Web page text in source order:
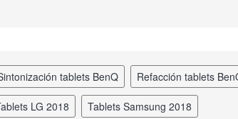
sintonización tablets BenQ refacción tablets
tablets LG 2018 tablets Samsung 2018